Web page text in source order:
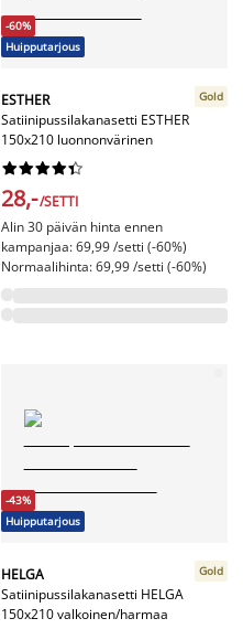
-60%
Huipputarjous
ESTHER
Satiinipussilakanasetti ESTHER
150x210 luonnonvärinen
Gold






28,-/SETTI
Alin 30 päivän hinta ennen
kampanjaa: 69,99 /setti (-60%)
Normaalihinta: 69,99 /setti (-60%)
-43%
Huipputarjous
HELGA
Satiinipussilakanasetti HELGA
150x210 valkoinen/harmaa
Gold